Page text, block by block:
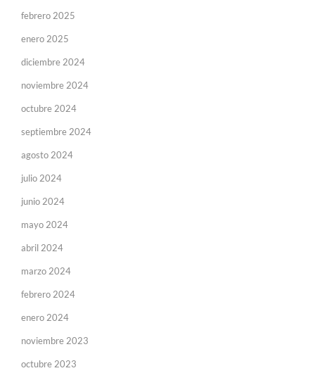
febrero 2025
enero 2025
diciembre 2024
noviembre 2024
octubre 2024
septiembre 2024
agosto 2024
julio 2024
junio 2024
mayo 2024
abril 2024
marzo 2024
febrero 2024
enero 2024
noviembre 2023
octubre 2023